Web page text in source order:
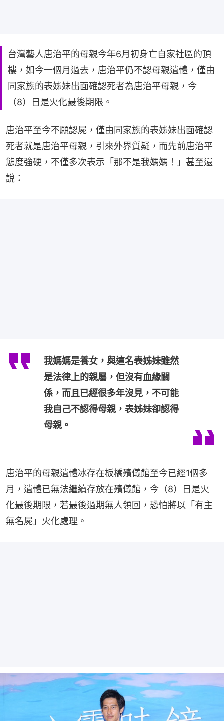
台灣藝人唐治平的母親今年6月初身亡自家社區的頂
樓，如今一個月過去，唐治平仍不認母親遺體，僅由
同家族的表姊妹出面確認死者為唐治平母親，今
（8）日是火化最後期限。
唐治平至今不願認屍，僅由同家族的表姊妹出面確認
死者就是唐治平母親，引來外界質疑，而先前唐治平
態度強硬，不僅多次表示「那不是我媽媽！」甚至還
說：
我媽媽是養女，與這名表姊妹雖然
是法律上的親屬，但沒有血緣關
係，而且已經很多年沒見，不可能
我自己不認得母親，表姊妹卻認得
母親。
唐治平的母親遺體冰存在板橋殯儀館至今已經1個多
月，遺體已無法繼續存放在殯儀館，今（8）日是火
化最後期限，若最後過期無人領回，恐怕將以「有主
無名屍」火化處理。